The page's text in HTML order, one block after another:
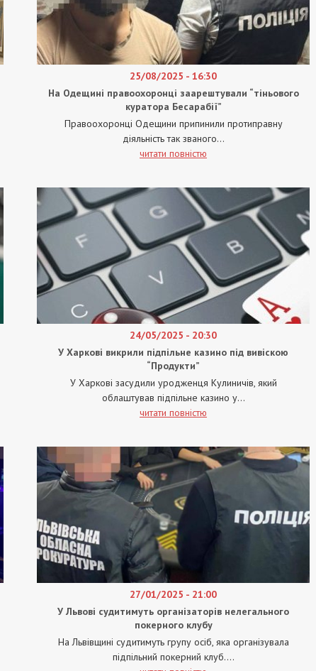
25/08/2025 - 16:30
На Одещині правоохоронці заарештували “тіньового
куратора Бесарабії”
Правоохоронці Одещини припинили протиправну
діяльність так званого...
читати повністю
24/05/2025 - 20:30
У Харкові викрили підпільне казино під вивіскою
“Продукти”
У Харкові засудили уродженця Кулиничів, який
облаштував підпільне казино у...
читати повністю
27/01/2025 - 21:00
У Львові судитимуть організаторів нелегального
покерного клубу
На Львівщині судитимуть групу осіб, яка організувала
підпільний покерний клуб....